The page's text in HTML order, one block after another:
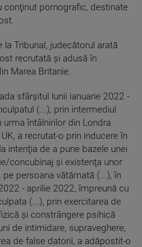
conţinut pornografic, destinate
la Tribunal, judecătorul arată
recrutată şi adusă în
Marea Britanie.
sfârşitul lunii ianuarie 2022 -
(...), prin intermediul
urma întâlnirilor din Londra
a recrutat-o prin inducere în
intenţia de a pune bazele unei
concubinaj şi existenţa unor
persoana vătămată (...), în
- aprilie 2022, împreună cu
(...), prin exercitarea de
şi constrângere psihică
de intimidare, supraveghere,
de false datorii, a adăpostit-o